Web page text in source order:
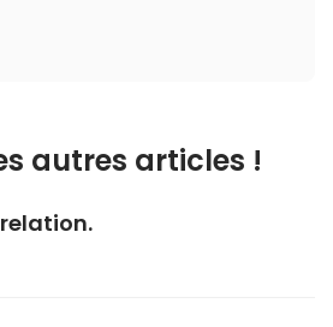
autres articles !